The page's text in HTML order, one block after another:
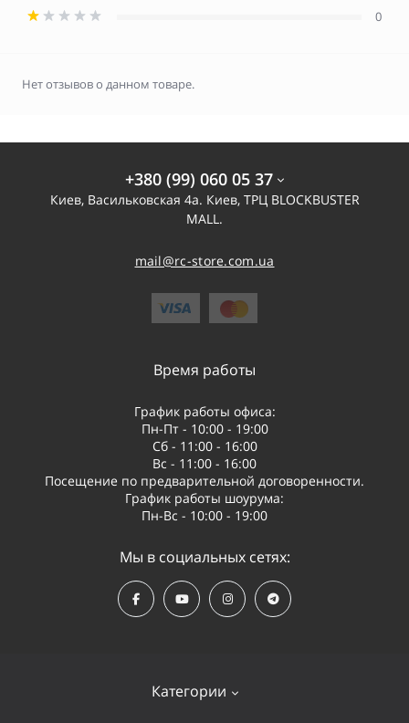
0
Нет отзывов о данном товаре.
+380 (99) 060 05 37
Киев, Васильковская 4а. Киев, ТРЦ BLOCKBUSTER
MALL.
mail@rc-store.com.ua
Категории
Время работы
График работы офиса:
Пн-Пт - 10:00 - 19:00
Сб - 11:00 - 16:00
Вс - 11:00 - 16:00
Посещение по предварительной договоренности.
График работы шоурума:
Пн-Вс - 10:00 - 19:00
Мы в социальных сетях: